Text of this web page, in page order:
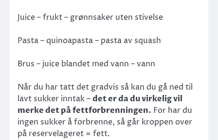
Juice – frukt – grønnsaker uten stivelse
Pasta – quinoapasta – pasta av squash
Brus – juice blandet med vann – vann
Når du har tatt det gradvis så kan du gå ned til
lavt sukker inntak –det er da du virkelig vil
merke det på fettforbrenningen. For har du
ingen sukker å forbrenne, så går kroppen over
på reservelageret = fett.